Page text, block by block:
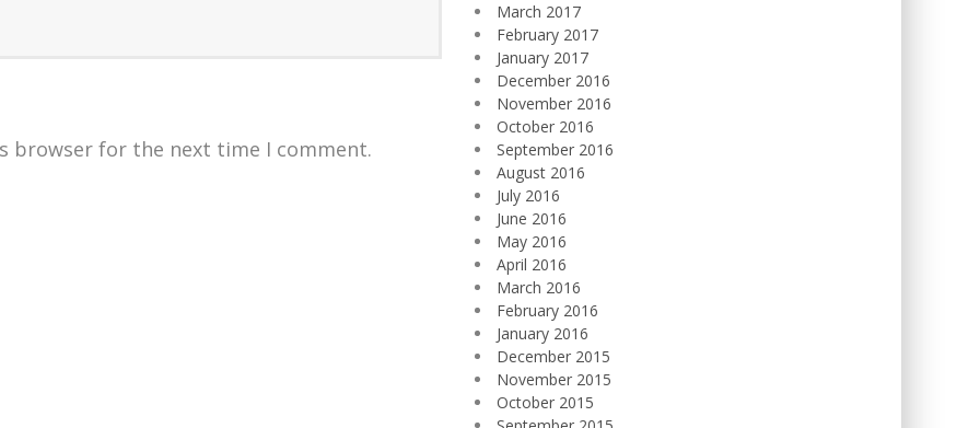
browser for the next time I comment.
March 2017
February 2017
January 2017
December 2016
November 2016
October 2016
September 2016
August 2016
July 2016
June 2016
May 2016
April 2016
March 2016
February 2016
January 2016
December 2015
November 2015
October 2015